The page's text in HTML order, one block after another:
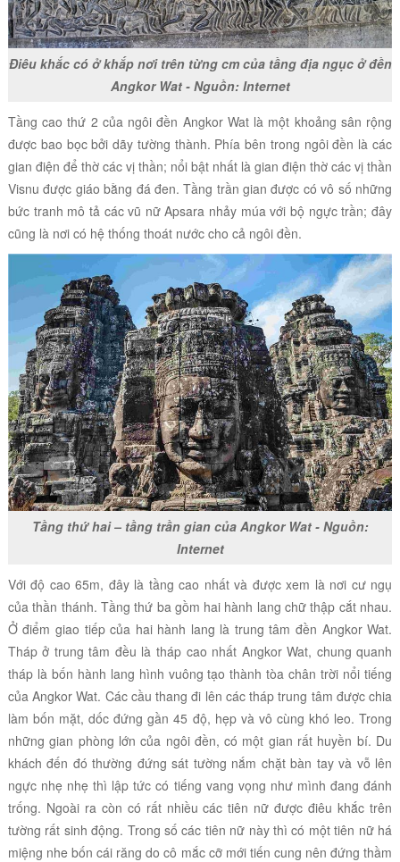
Điêu khắc có ở khắp nơi trên từng cm của tầng địa ngục ở đền
Angkor Wat - Nguồn: Internet
Tầng cao thứ 2 của ngôi đền Angkor Wat là một khoảng sân rộng
được bao bọc bởi dãy tường thành. Phía bên trong ngôi đền là các
gian điện để thờ các vị thần; nổi bật nhất là gian điện thờ các vị thần
Visnu được giáo bằng đá đen. Tầng trần gian được có vô số những
bức tranh mô tả các vũ nữ Apsara nhảy múa với bộ ngực trần; đây
cũng là nơi có hệ thống thoát nước cho cả ngôi đền.
Tầng thứ hai – tầng trần gian của Angkor Wat - Nguồn:
Internet
Với độ cao 65m, đây là tầng cao nhất và được xem là nơi cư ngụ
của thần thánh. Tầng thứ ba gồm hai hành lang chữ thập cắt nhau.
Ở điểm giao tiếp của hai hành lang là trung tâm đền Angkor Wat.
Tháp ở trung tâm đều là tháp cao nhất Angkor Wat, chung quanh
tháp là bốn hành lang hình vuông tạo thành tòa chân trời nổi tiếng
của Angkor Wat. Các cầu thang đi lên các tháp trung tâm được chia
làm bốn mặt, dốc đứng gần 45 độ, hẹp và vô cùng khó leo.Trong
những gian phòng lớn của ngôi đền, có một gian rất huyền bí. Du
khách đến đó thường đứng sát tường nắm chặt bàn tay và vỗ lên
ngực nhẹ nhẹ thì lập tức có tiếng vang vọng như mình đang đánh
trống. Ngoài ra còn có rất nhiều các tiên nữ được điêu khắc trên
tường rất sinh động. Trong số các tiên nữ này thì có một tiên nữ há
miệng nhe bốn cái răng do cô mắc cỡ mới tiến cung nên đứng thầm